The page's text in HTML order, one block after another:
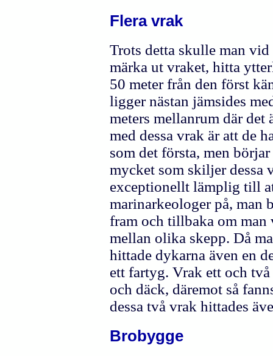
Flera vrak
Trots detta skulle man
märka ut vraket, hitta
50 meter från den först
ligger nästan jämsides
meters mellanrum där det
med dessa vrak är att de
som det första, men
mycket som skiljer dessa
exceptionellt lämplig till
marinarkeologer på, man
fram och tillbaka om
mellan olika skepp. Då
hittade dykarna även en
ett fartyg. Vrak ett och
och däck, däremot så
dessa två vrak hittades
Brobygge